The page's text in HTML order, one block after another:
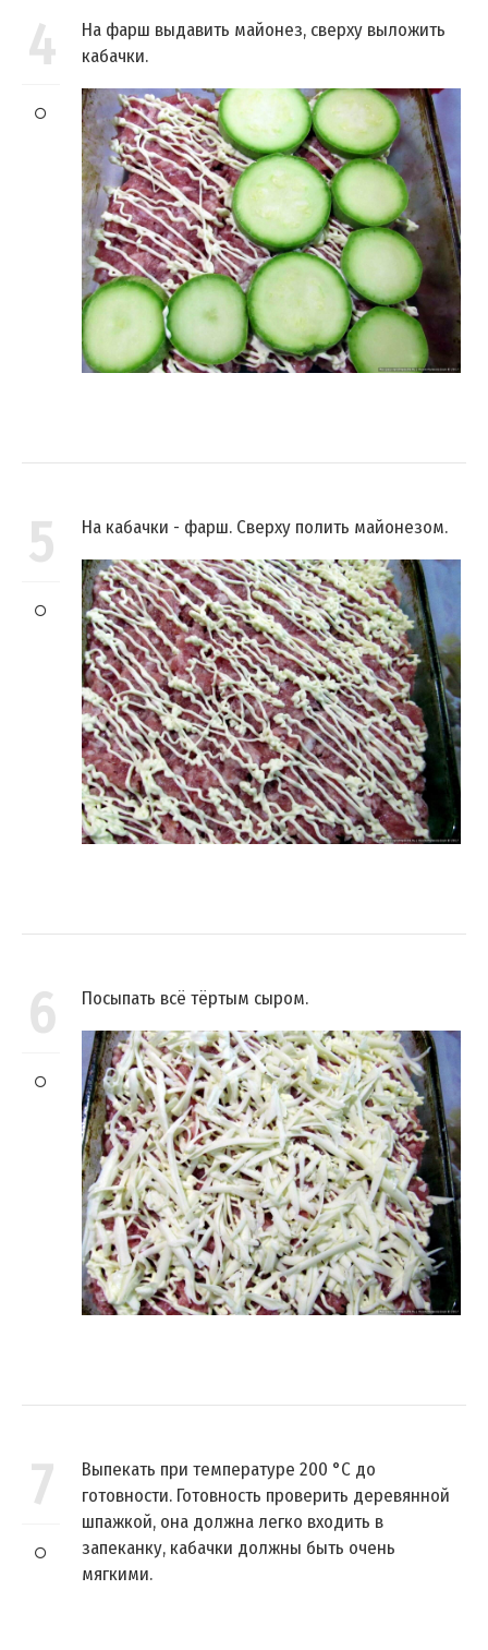
4
На фарш выдавить майонез, сверху выложить
кабачки.
5 На кабачки - фарш. Сверху полить майонезом.
6 Посыпать всё тёртым сыром.
7
Выпекать при температуре 200 °C до
готовности. Готовность проверить деревянной
шпажкой, она должна легко входить в
запеканку, кабачки должны быть очень
мягкими.